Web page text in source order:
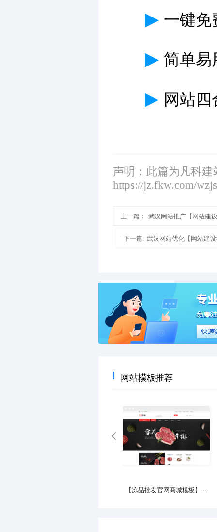
▶ 一键免
▶ 简单易
▶ 网站四
声明：此篇为凡科
https://jz.fkw.com/
上一篇： 武汉网站推广【网站建
下一篇: 武汉网站优化【网站建
网站模板推荐
【冻品批发官网商城模板】冷冻